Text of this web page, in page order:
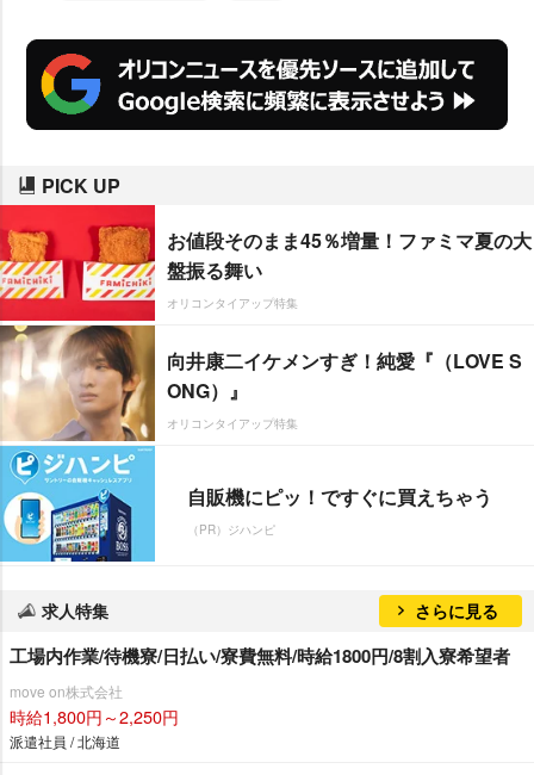
PICK UP
お値段そのまま45％増量！ファミマ夏の大
盤振る舞い
オリコンタイアップ特集
向井康二イケメンすぎ！純愛『（LOVE S
ONG）』
オリコンタイアップ特集
自販機にピッ！ですぐに買えちゃう
（PR）ジハンピ
求人特集 さらに見る
工場内作業/待機寮/日払い/寮費無料/時給1800円/8割入寮希望者
move on株式会社
時給1,800円～2,250円
派遣社員 / 北海道